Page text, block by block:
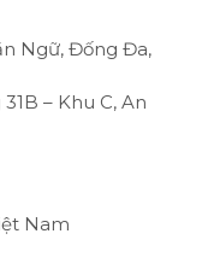
Ngữ, Đống Đa,
– Khu C, An
Nam